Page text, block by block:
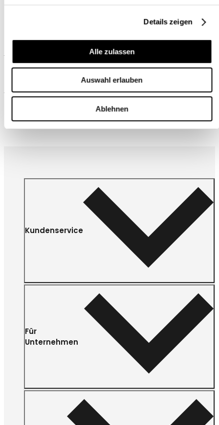
Details zeigen
Alle zulassen
Auswahl erlauben
Ablehnen
Ähnliche Produkte
Wird oft zusammen gekauft
Kundenservice
Für
Unternehmen